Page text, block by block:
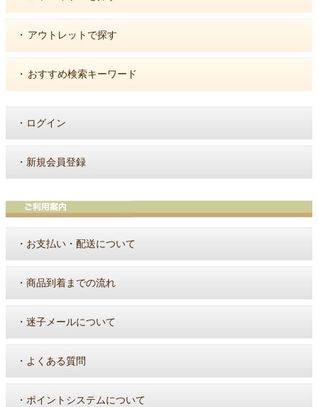
・ アウトレットで探す
・ おすすめ検索キーワード
・ ログイン
・ 新規会員登録
・ お支払い・配送について
・ 商品到着までの流れ
・ 迷子メールについて
・ よくある質問
・ ポイントシステムについて